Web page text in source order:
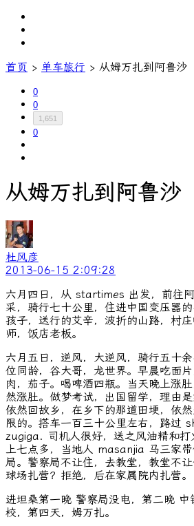
首页 › 单车旅行 › 从姆万扎到阿鲁沙
0
0
1,651
0
从姆万扎到阿鲁沙
杜风彦
2013-06-15 2:09:28
六月四日，从 startimes 出发，前往
采，骑行七十公里，住进中国变压器
孩子，送行的艾辛，波折的山路，村
师，饭店老板。
六月五日，逆风，大逆风，骑行五十
位同龄，谷大哥，龙世界。早晨吃面
肉，茄子。喝啤酒四瓶。当天晚上涨
然涨肚。做梦考试，出国留学，理由
依然回故乡，在乡下的那道田埂，依
限的。搭车一百三十公里左右，路过
zugiga. 司机人很好，送之风油精和打
上七点多，当地人 masanjia 马三家
局。警察局不让住，去教堂，教堂不
球场扎营？拒绝，后在家属院内扎营。
进坦桑第一晚 警察局没电，第二晚 中
校，第四天，姆万扎。